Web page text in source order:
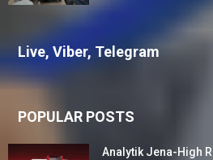
Live, Viber, Telegram
POPULAR POSTS
Analytik Jena-High